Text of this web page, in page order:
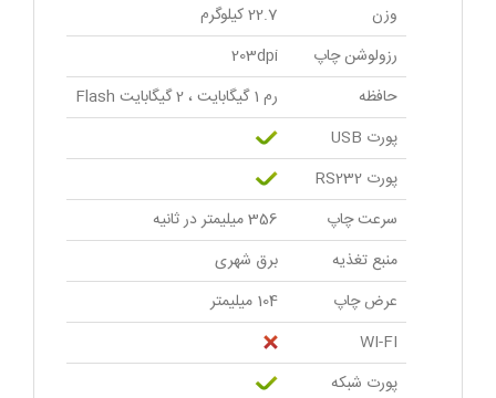
وزن
22.7 کیلوگرم
رزولوشن چاپ
203dpi
حافظه
رم 1 گیگابایت ، 2 گیگابایت Flash
پورت USB
پورت RS232
سرعت چاپ
356 میلیمتر در ثانیه
منبع تغذیه
برق شهری
عرض چاپ
104 میلیمتر
WI-FI
پورت شبکه